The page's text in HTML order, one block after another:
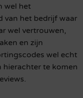
wel het
van het bedrijf waar
wel vertrouwen,
en zijn
wel echt
hierachter te komen